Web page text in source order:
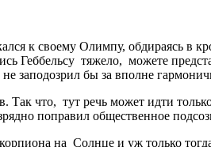
к своему Олимпу, обдираясь в
Геббельсу тяжело, можете
заподозрил бы за вполне
Так что, тут речь может идти
поправил общественное
на Солнце и уж только